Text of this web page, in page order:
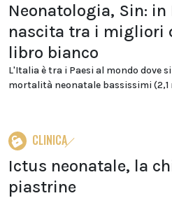
Neonatologia, Sin:
nascita tra i migliori
libro bianco
L'Italia è tra i Paesi al mondo dove
mortalità neonatale bassissimi (2,1
CLINICA
Ictus neonatale, la
piastrine